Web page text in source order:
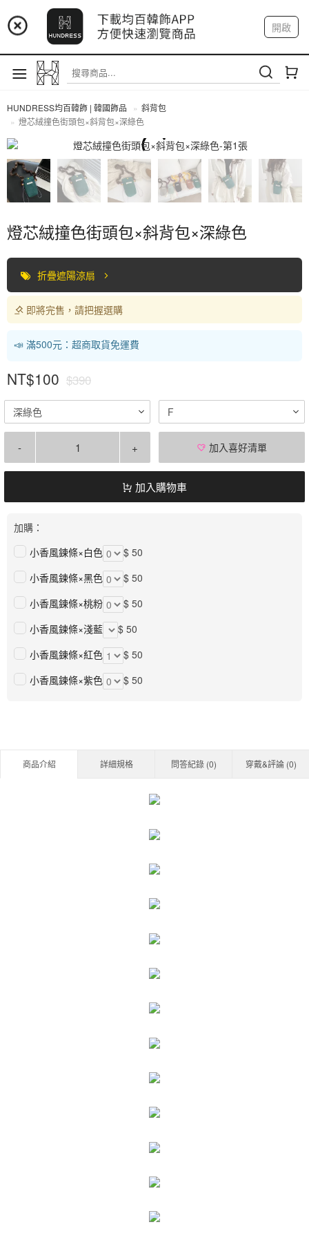
📢 市集預告：9/4-9/6 淡水捷運站
📢 市集預告：9/12-9/13 八里海巡基地
📢 市集預告：8/22-8/23 桃園青埔置地廣場
開啟
註冊 我的帳戶
HUNDRESS均百韓飾 | 韓國飾品
斜背包
燈芯絨撞色街頭包×斜背包×深綠色
燈芯絨撞色街頭包×斜背包×深綠色
折疊遮陽涼扇
即將完售，請把握選購
📣 滿500元：超商取貨免運費
NT$100 $390
深綠色 F
- + 加入喜好清單
加入購物車
加購：
小香風鍊條×白色
$ 50
小香風鍊條×黑色
$ 50
小香風鍊條×桃粉
$ 50
小香風鍊條×淺藍
$ 50
小香風鍊條×紅色
$ 50
小香風鍊條×紫色
$ 50
商品介紹 詳細規格 問答紀錄 (0) 穿戴&評論 (0)